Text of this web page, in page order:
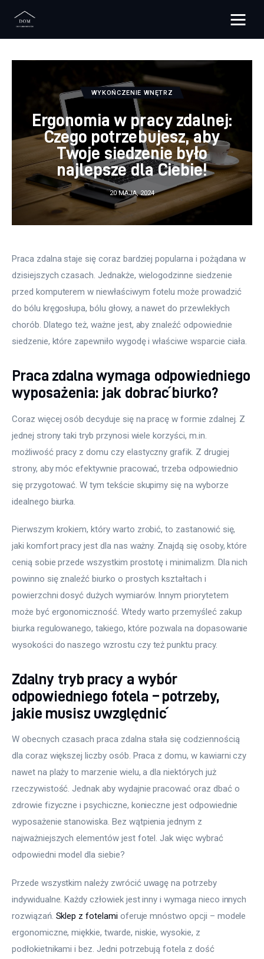
Bloggers Unite
Materiały budowlane
Meble
Ściany
Budowa
Oświetlenie
Remont
Meble
Więcej
WYKOŃCZENIE WNĘTRZ
Ergonomia w pracy zdalnej:
Czego potrzebujesz, aby
Twoje siedzenie było
najlepsze dla Ciebie!
20 MAJA, 2024
Praca zdalna staje się coraz bardziej popularna i pożądana w
dzisiejszych czasach. Jednakże, wielogodzinne siedzenie
przed komputerem w niewłaściwym fotelu może prowadzić
do bólu kręgosłupa, bólu głowy, a nawet do przewlekłych
chorób. Dlatego też, ważne jest, aby znaleźć odpowiednie
siedzenie, które zapewniło wygodę i właściwe wsparcie ciała.
Praca zdalna wymaga odpowiedniego
wyposażenia: jak dobrać biurko?
Coraz więcej osób decyduje się na pracę w formie zdalnej. Z
jednej strony taki tryb przynosi wiele korzyści, m.in.
możliwość pracy z domu czy elastyczny grafik. Z drugiej
strony, aby móc efektywnie pracować, trzeba odpowiednio
się przygotować. W tym tekście skupimy się na wyborze
idealnego biurka.
Pierwszym krokiem, który warto zrobić, to zastanowić się,
jaki komfort pracy jest dla nas ważny. Znajdą się osoby, które
cenią sobie przede wszystkim prostotę i minimalizm. Dla nich
powinno się znaleźć biurko o prostych kształtach i
powierzchni dosyć dużych wymiarów. Innym priorytetem
może być ergonomiczność. Wtedy warto przemyśleć zakup
biurka regulowanego, takiego, które pozwala na dopasowanie
wysokości do naszego wzrostu czy też punktu pracy.
Zdalny tryb pracy a wybór
odpowiedniego fotela – potrzeby,
jakie musisz uwzględnić
W obecnych czasach praca zdalna stała się codziennością
dla coraz większej liczby osób. Praca z domu, w kawiarni czy
nawet na plaży to marzenie wielu, a dla niektórych już
rzeczywistość. Jednak aby wydajnie pracować oraz dbać o
zdrowie fizyczne i psychiczne, konieczne jest odpowiednie
wyposażenie stanowiska. Bez wątpienia jednym z
najważniejszych elementów jest fotel. Jak więc wybrać
odpowiedni model dla siebie?
Przede wszystkim należy zwrócić uwagę na potrzeby
indywidualne. Każdy człowiek jest inny i wymaga nieco innych
rozwiązań. Sklep z fotelami oferuje mnóstwo opcji – modele
ergonomiczne, miękkie, twarde, niskie, wysokie, z
podłokietnikami i bez. Jedni potrzebują fotela z dość